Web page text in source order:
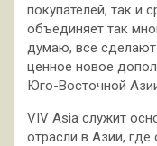
покупателей, так и
объединяет так
думаю, все
ценное новое
Юго-Восточной
VIV Asia служит
отрасли в Азии, где